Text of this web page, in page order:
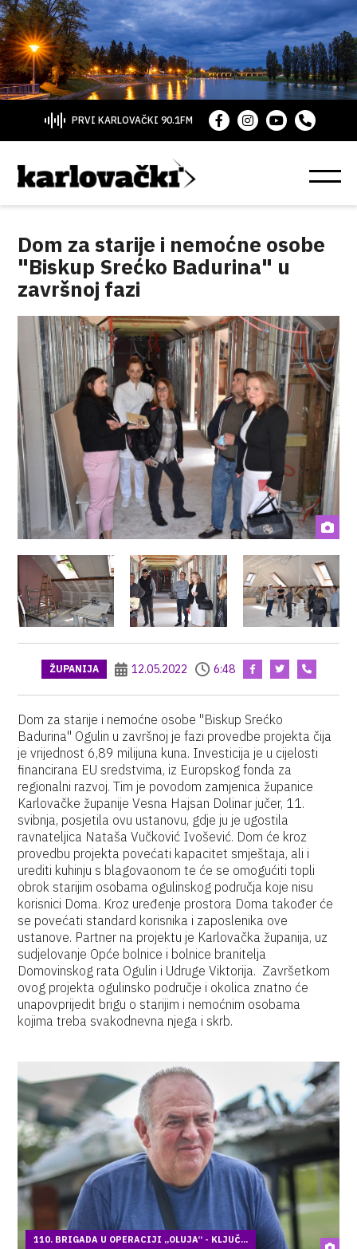
PRVI KARLOVAČKI 90.1FM
Dom za starije i nemoćne osobe
"Biskup Srećko Badurina" u
završnoj fazi
ŽUPANIJA 12.05.2022 6:48
Dom za starije i nemoćne osobe "Biskup Srećko
Badurina" Ogulin u završnoj je fazi provedbe projekta čija
je vrijednost 6,89 milijuna kuna. Investicija je u cijelosti
financirana EU sredstvima, iz Europskog fonda za
regionalni razvoj. Tim je povodom zamjenica županice
Karlovačke županije Vesna Hajsan Dolinar jučer, 11.
svibnja, posjetila ovu ustanovu, gdje ju je ugostila
ravnateljica Nataša Vučković Ivošević. Dom će kroz
provedbu projekta povećati kapacitet smještaja, ali i
urediti kuhinju s blagovaonom te će se omogućiti topli
obrok starijim osobama ogulinskog područja koje nisu
korisnici Doma. Kroz uređenje prostora Doma također će
se povećati standard korisnika i zaposlenika ove
ustanove. Partner na projektu je Karlovačka županija, uz
sudjelovanje Opće bolnice i bolnice branitelja
Domovinskog rata Ogulin i Udruge Viktorija. Završetkom
ovog projekta ogulinsko područje i okolica znatno će
unapovprijedit brigu o starijim i nemoćnim osobama
kojima treba svakodnevna njega i skrb.
110. BRIGADA U OPERACIJI „OLUJA“ - KLJUČ...